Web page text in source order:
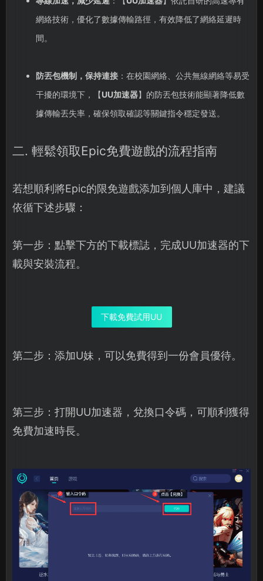
網絡技術，優化了數據傳輸路徑，有效降低了網絡延遲時
間。
防丟包機制，保持連接：在校園網絡、公共無線網絡等易受
干擾的環境下，【UU加速器】的防丟包技術能顯著降低數
據傳輸丟失率，確保領取確認等關鍵指令穩定發送。
二. 輕鬆領取Epic免費遊戲的流程指南
若想順利將Epic的限免遊戲添加到個人庫中，建議
依循下述步驟：
第一步：點擊下方的下載標誌，完成UU加速器的下
載與安裝流程。
下載免費試用UU
第二步：添加U妹，可以免費得到一份會員優待。
第三步：打開UU加速器，兌換口令碼，可順利獲得
免費加速時長。